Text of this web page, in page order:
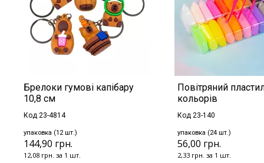
Брелоки гумові капібару
10,8 см
Код 23-4814
упаковка (12 шт.)
144,90 грн.
12,08 грн. за 1 шт.
Повітряний
кольорів
Код 23-140
упаковка (24 шт.)
56,00 грн.
2,33 грн. за 1 шт.